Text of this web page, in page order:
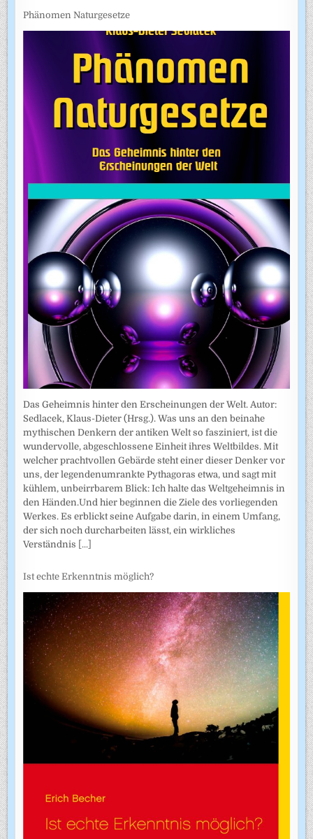
Phänomen Naturgesetze
Das Geheimnis hinter den Erscheinungen der Welt. Autor:
Sedlacek, Klaus-Dieter (Hrsg.). Was uns an den beinahe
mythischen Denkern der antiken Welt so fasziniert, ist die
wundervolle, abgeschlossene Einheit ihres Weltbildes. Mit
welcher prachtvollen Gebärde steht einer dieser Denker vor
uns, der legendenumrankte Pythagoras etwa, und sagt mit
kühlem, unbeirrbarem Blick: Ich halte das Weltgeheimnis in
den Händen.Und hier beginnen die Ziele des vorliegenden
Werkes. Es erblickt seine Aufgabe darin, in einem Umfang,
der sich noch durcharbeiten lässt, ein wirkliches
Verständnis [...]
Ist echte Erkenntnis möglich?